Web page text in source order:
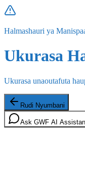
Halmashauri ya
Ukurasa
Ukurasa unaoutafuta
Rudi Nyumbani
Ask GWF AI